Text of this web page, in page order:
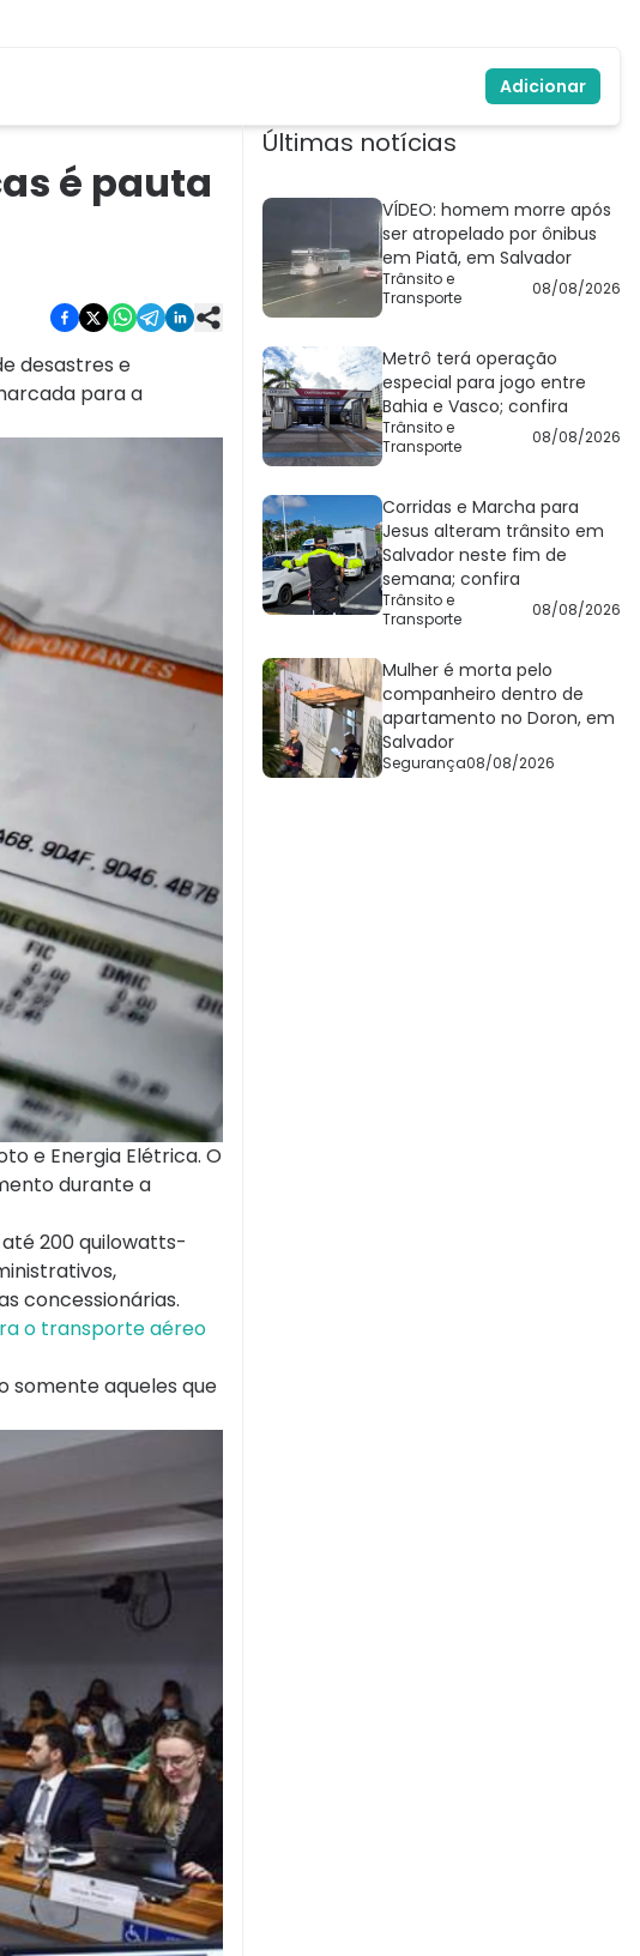
Adicionar
é pauta
desastres e
para a
e Energia Elétrica. O
durante a
200 quilowatts-
concessionárias.
o transporte aéreo
somente aqueles que
Últimas notícias
VÍDEO: homem morre após
ser atropelado por ônibus
em Piatã, em Salvador
Trânsito e
Transporte
08/08/2026
Metrô terá operação
especial para jogo entre
Bahia e Vasco; confira
Trânsito e
Transporte
08/08/2026
Corridas e Marcha para
Jesus alteram trânsito em
Salvador neste fim de
semana; confira
Trânsito e
Transporte
08/08/2026
Mulher é morta pelo
companheiro dentro de
apartamento no Doron, em
Salvador
Segurança08/08/2026